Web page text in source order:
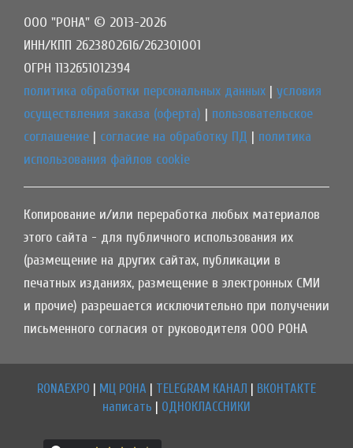
ООО "РОНА" © 2013-2026
ИНН/КПП 2623802616/262301001
ОГРН 1132651012394
политика обработки персональных данных | условия
осуществления заказа (оферта) | пользовательское
соглашение | согласие на обработку ПД | политика
использования файлов cookie
Копирование и/или переработка любых материалов
этого сайта - для публичного использования их
(размещение на других сайтах, публикации в
печатных изданиях, размещение в электронных СМИ
и прочие) разрешается исключительно при получении
письменного согласия от руководителя ООО РОНА
RONAEXPO | МЦ РОНА | TELEGRAM КАНАЛ | ВКОНТАКТЕ
написать | ОДНОКЛАССНИКИ